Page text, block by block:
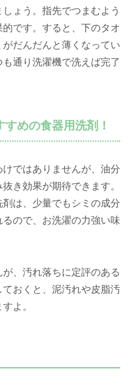
ょう。指先でつまむよう
です。すると、下のタオ
だんだんと薄くなってい
通り洗濯機で洗えば完了
めの食器用洗剤！
ではありませんが、油分
き効果が期待できます。
は、少量でもシミの成分
ので、お洗濯の力強い味
、汚れ落ちに定評のある
おくと、泥汚れや皮脂汚
よ。